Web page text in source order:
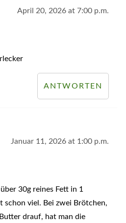
April 20, 2026 at 7:00 p.m.
ANTWORTEN
Januar 11, 2026 at 1:00 p.m.
30g reines Fett in 1
schon viel. Bei zwei Brötchen,
drauf, hat man die